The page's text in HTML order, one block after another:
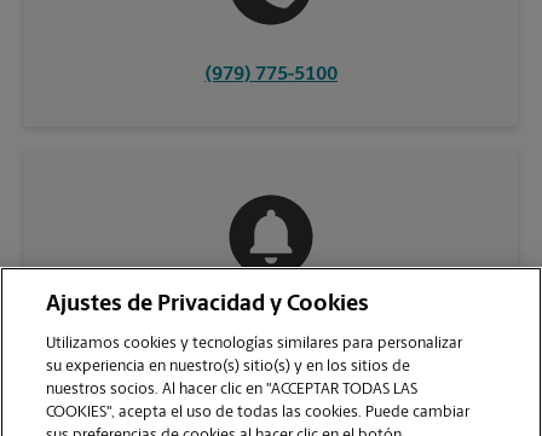
(979) 775-5100
Ajustes de Privacidad y Cookies
Utilizamos cookies y tecnologías similares para personalizar
su experiencia en nuestro(s) sitio(s) y en los sitios de
nuestros socios. Al hacer clic en "ACCEPTAR TODAS LAS
COOKIES", acepta el uso de todas las cookies. Puede cambiar